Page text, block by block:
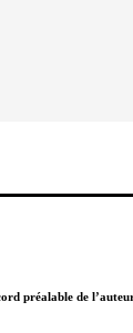
préalable de